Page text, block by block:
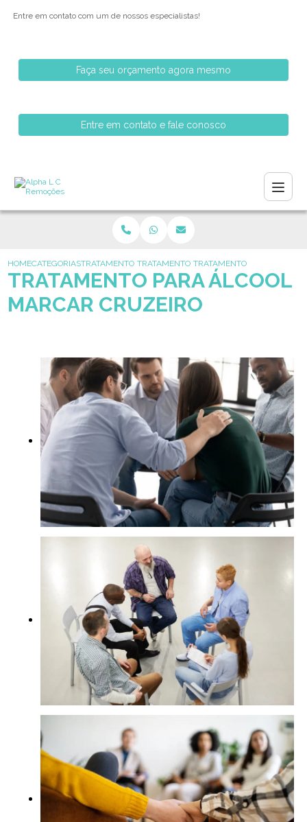
Entre em contato com um de nossos especialistas!
Faça seu orçamento agora mesmo
Entre em contato e fale conosco
HOMECATEGORIASTRATAMENTO PARA ALCOOLISMO
TRATAMENTO PARA DEPENDENTES DE
TRATAMENTO PARA
TRATAMENTO PARA ÁLCOOL
MARCAR CRUZEIRO